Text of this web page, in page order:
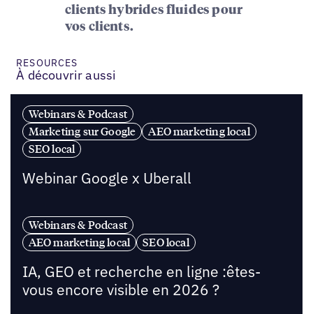
clients hybrides fluides pour
vos clients.
RESOURCES
À découvrir aussi
Webinars & Podcast
Marketing sur Google
AEO marketing local
SEO local
Webinar Google x Uberall
Webinars & Podcast
AEO marketing local
SEO local
IA, GEO et recherche en ligne :êtes-
vous encore visible en 2026 ?